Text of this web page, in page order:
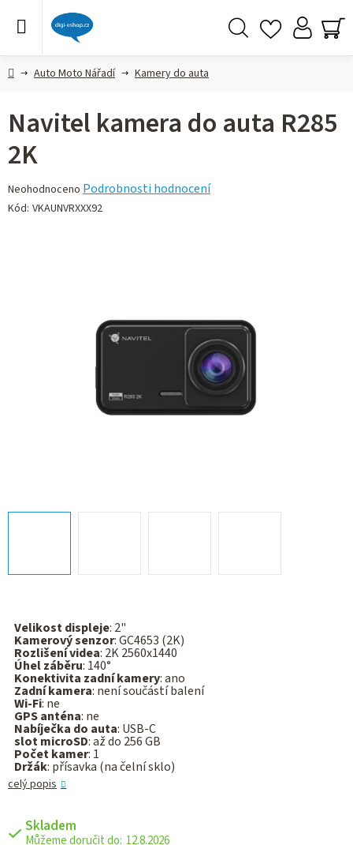
DomůAuto Moto Nářadí Kamery do auta
Velikost displeje: 2"
Kamerový senzor: GC4653 (2K)
Rozlišení videa: 2K 2560x1440
Úhel záběru: 140°
Konektivita zadní kamery: ano
Zadní kamera: není součástí balení
Wi-Fi: ne
GPS anténa: ne
Nabíječka do auta: USB-C
slot microSD: až do 256 GB
Počet kamer: 1
Držák: přísavka (na čelní sklo)
celý popis
Skladem
12.8.2026
Navitel kamera do auta R285
2K
Průměrné
hodnocení
Neohodnoceno Podrobnosti hodnocení
Kód: VKAUNVRXXX92